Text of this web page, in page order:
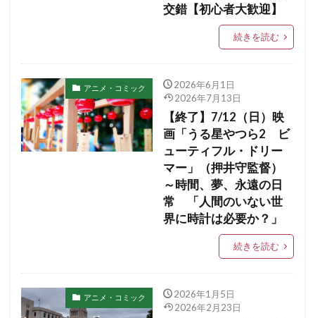
交錯【初心者大歓迎】
続きを読む
アニメ・コミック
2026年6月1日
2026年7月13日
【終了】7/12（日）映
画「うる星やつら2 ビ
ューティフル・ドリー
マー」（押井守監督）
～時間、夢、永遠の日
常 「人間のいない世
界に時計は必要か？」
続きを読む
アニメ・コミック
2026年1月5日
2026年2月23日